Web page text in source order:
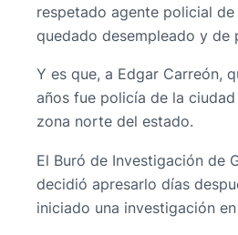
respetado agente policial de
quedado desempleado y de
Y es que, a Edgar Carreón,
años fue policía de la
zona norte del estado.
El Buró de Investigación de
decidió apresarlo días
iniciado una investigación